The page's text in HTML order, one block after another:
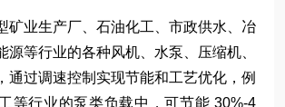
矿业生产厂、石油化工、市政供水、冶
源等行业的各种风机、水泵、压缩机、
通过调速控制实现节能和工艺优化，例
等行业的泵类负载中，可节能 30%-4